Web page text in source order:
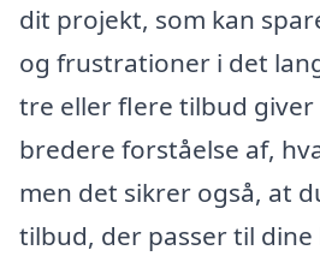
dit projekt, som kan
og frustrationer i det
tre eller flere tilbud giver
bredere forståelse af,
men det sikrer også, at
tilbud, der passer til